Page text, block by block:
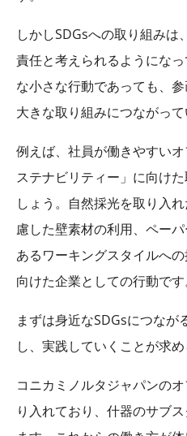
しかしSDGsへの取り組みは
責任と考えられるようにな
な小さな行動であっても、
大きな取り組みにつながって
例えば、社員が働きやすい
ステナビリティー」に向け
しょう。自然採光を取り入
慮した壁素材の利用、ペー
あるワーキングスタイルへ
向けた企業としての行動です
まずは身近なSDGsにつなが
し、実践していくことが求め
コニカミノルタジャパンの
り入れており、什器のサブ